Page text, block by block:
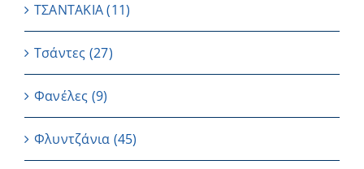
ΤΣΑΝΤΑΚΙΑ (11)
Τσάντες (27)
Φανέλες (9)
Φλυντζάνια (45)